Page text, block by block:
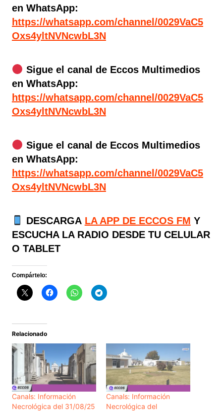
en WhatsApp:
https://whatsapp.com/channel/0029VaC5
Oxs4yltNVNcwbL3N
Sigue el canal de Eccos Multimedios
en WhatsApp:
https://whatsapp.com/channel/0029VaC5
Oxs4yltNVNcwbL3N
Sigue el canal de Eccos Multimedios
en WhatsApp:
https://whatsapp.com/channel/0029VaC5
Oxs4yltNVNcwbL3N
DESCARGA LA APP DE ECCOS FM Y
ESCUCHA LA RADIO DESDE TU CELULAR
O TABLET
Compártelo:
Relacionado
Canals: Información
Necrológica del 31/08/25
Canals: Información
Necrológica del